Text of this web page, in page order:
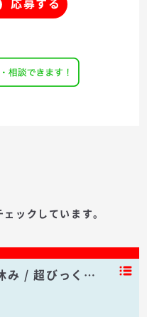
ックしています。
み / 超びっく…